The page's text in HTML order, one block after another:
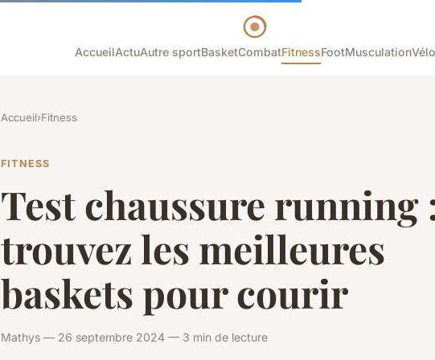
AccueilActuAutre sportBasketCombatFitnessFootMusculationVélo
Accueil›Fitness
FITNESS
Test chaussure running
trouvez les meilleures
baskets pour courir
Mathys — 26 septembre 2024 — 3 min de lecture